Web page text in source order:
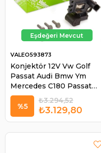
Konjektör 12V Vw Golf
Passat Audi Bmw Ym
Mercedes C180 Passat
Bora T4 Toledo Octavia
593480 SG12B062 |
VALEO 593873
VALEO593873
₺3.129,80
₺3.294,52
%5